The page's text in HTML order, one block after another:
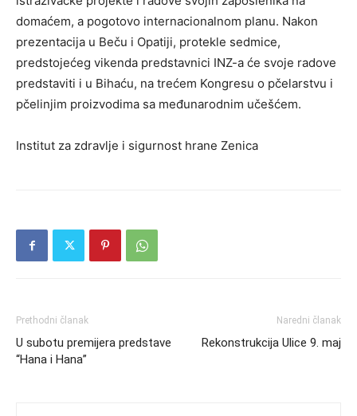
domaćem, a pogotovo internacionalnom planu. Nakon
prezentacija u Beču i Opatiji, protekle sedmice,
predstojećeg vikenda predstavnici INZ-a će svoje radove
predstaviti i u Bihaću, na trećem Kongresu o pčelarstvu i
pčelinjim proizvodima sa međunarodnim učešćem.
Institut za zdravlje i sigurnost hrane Zenica
Prethodni članak
U subotu premijera predstave
“Hana i Hana”
Naredni članak
Rekonstrukcija Ulice 9. maj